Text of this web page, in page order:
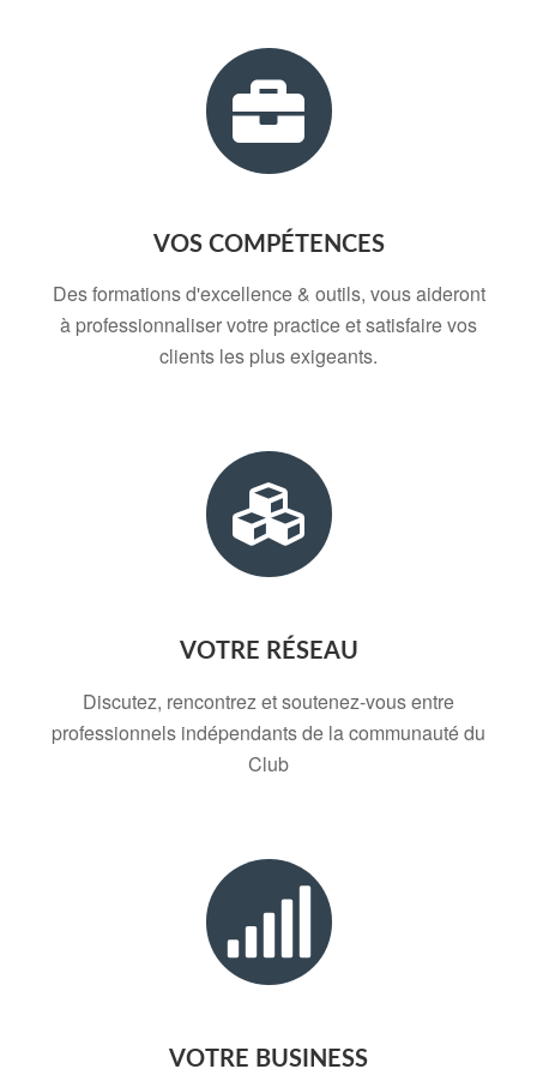
VOS COMPÉTENCES
Des formations d'excellence & outils, vous aideront
à professionnaliser votre practice et satisfaire vos
clients les plus exigeants.
VOTRE RÉSEAU
Discutez, rencontrez et soutenez-vous entre
professionnels indépendants de la communauté du
Club
VOTRE BUSINESS